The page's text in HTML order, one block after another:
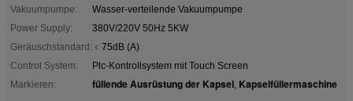
Vakuumpumpe:
Wasser-verteilende Vakuumpumpe
Power Supply:
380V/220V 50Hz 5KW
Geräuschstandard: ﹤75dB (A)
Control System:
Plc-Kontrollsystem mit Touch Screen
Markieren:
füllende Ausrüstung der Kapsel, Kapselfüllermaschine